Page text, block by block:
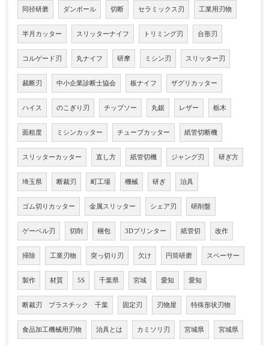
同径研磨 ダンボール 切断 セラミックス刃 工業用刃物
半月カッター スリッターナイフ トリミング刃 台形刃
コルゲード刃 丸ナイフ 研摩 ミシン刃 スリッター刃
裁断刃 中小企業診断士協会 板ナイフ ザグリカッター
ハイス のこぎり刃 チップソー 丸鋸 レザー 栃木
面粗度 ミシンカッター チューブカッター 紙管切断機
スリッターカッター 直し方 紙管切機 ジャング刃 研ぎ方
埼玉県 断裁刃 町工場 機械 研ぎ 治具
ゴム切りカッター 金属スリッター シェア刃 研削盤
ゲーベル刃 切削 梱包 3Dプリンター 紙管切 改作
掃除 工業刃物 突っ切り刃 欠け 円筒研磨 スペーサー
製作 材質 5S 千葉県 宮城 愛知 愛知
断裁刃 プラスチック 千葉 固定刃 刃物屋 特殊形状刃物
食品加工機械用刃物 治具とは カミソリ刃 宮城県 宮城県